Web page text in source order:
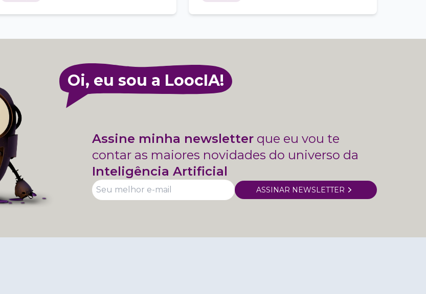
Oi, eu sou a LoocIA!
Assine minha newsletter que eu vou te
contar as maiores novidades do universo da
Inteligência Artificial
ASSINAR NEWSLETTER